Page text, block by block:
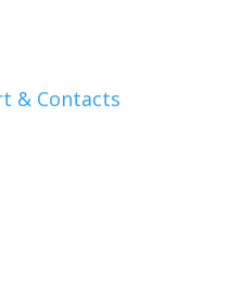
& Contacts